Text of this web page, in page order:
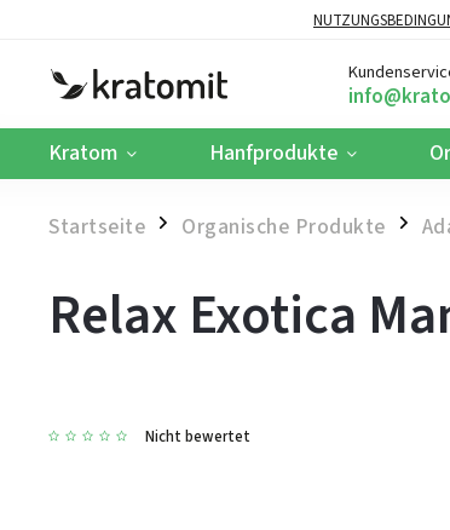
Kratom Hanfprodukte
Startseite / Organische Produkte /
Relax Exotica
Nicht bewertet